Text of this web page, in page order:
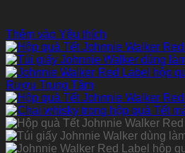
Thêm vào Yêu thích